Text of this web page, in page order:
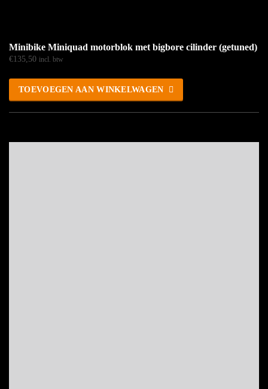
Minibike Miniquad motorblok met bigbore cilinder (getuned)
€135,50 incl. btw
TOEVOEGEN AAN WINKELWAGEN